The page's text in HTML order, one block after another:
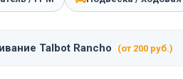
Talbot Rancho (от 200 руб.)